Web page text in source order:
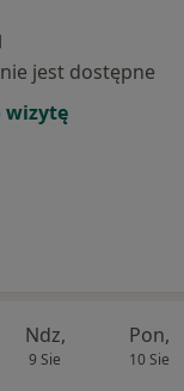
jest dostępne
wizytę
Ndz,
9 Sie
Pon,
10 Sie